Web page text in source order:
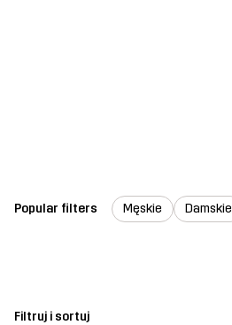
Popular filters Męskie Damskie
Filtruj i sortuj